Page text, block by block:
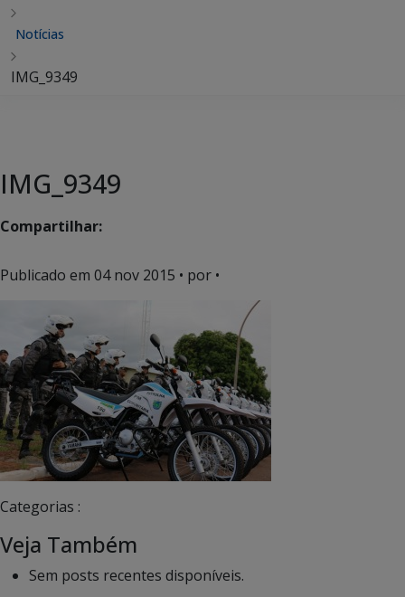
Notícias
IMG_9349
IMG_9349
Compartilhar:
Publicado em 04 nov 2015 • por •
Categorias :
Veja Também
Sem posts recentes disponíveis.